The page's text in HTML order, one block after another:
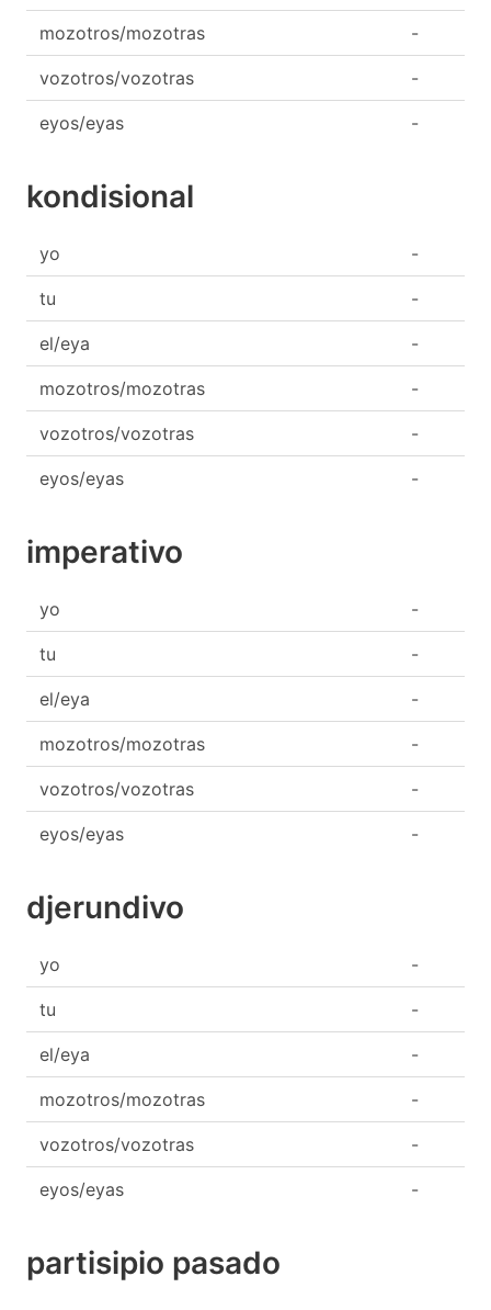
mozotros/mozotras -
vozotros/vozotras -
eyos/eyas -
kondisional
yo -
tu -
el/eya -
mozotros/mozotras -
vozotros/vozotras -
eyos/eyas -
imperativo
yo -
tu -
el/eya -
mozotros/mozotras -
vozotros/vozotras -
eyos/eyas -
djerundivo
yo -
tu -
el/eya -
mozotros/mozotras -
vozotros/vozotras -
eyos/eyas -
partisipio pasado